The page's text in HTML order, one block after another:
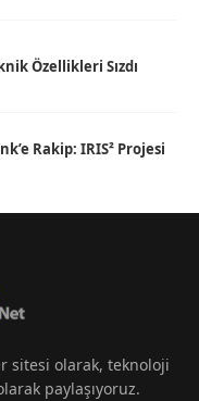
Özellikleri Sızdı
Rakip: IRIS² Projesi
sitesi olarak, teknoloji
paylaşıyoruz.